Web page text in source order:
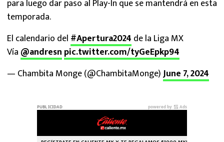
para luego dar paso al Play-In que se mantendrá en esta
temporada.
El calendario del #Apertura2024 de la Liga MX
Vía @andresn pic.twitter.com/tyGeEpkp94
— Chambita Monge (@ChambitaMonge)June 7, 2024